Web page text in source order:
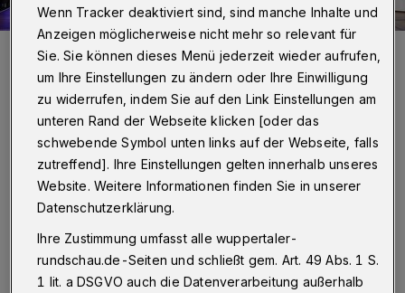
Feierliche Würdigung und ein Preisgeld von 5.000 Euro – in
Hamburg nahm Zentrumskoordinatorin Sarah-Lena Debus (Mitte)
die Auszeichnung der Körber Stiftung für das Bergische Schul-
Technikum persönlich entgegen.
Foto: Claudia Höhne/Körber-Stiftung
regionalen Unternehmen spannende MINT-
Kurse außerhalb des Klassenzimmers – und
Wenn Tracker deaktiviert sind, sind manche Inhalte und
Anzeigen möglicherweise nicht mehr so relevant für
Sie. Sie können dieses Menü jederzeit wieder aufrufen,
um Ihre Einstellungen zu ändern oder Ihre Einwilligung
zu widerrufen, indem Sie auf den Link Einstellungen am
unteren Rand der Webseite klicken [oder das
schwebende Symbol unten links auf der Webseite, falls
zutreffend]. Ihre Einstellungen gelten innerhalb unseres
Website. Weitere Informationen finden Sie in unserer
Datenschutzerklärung.
Ihre Zustimmung umfasst alle wuppertaler-
rundschau.de-Seiten und schließt gem. Art. 49 Abs. 1 S.
1 lit. a DSGVO auch die Datenverarbeitung außerhalb